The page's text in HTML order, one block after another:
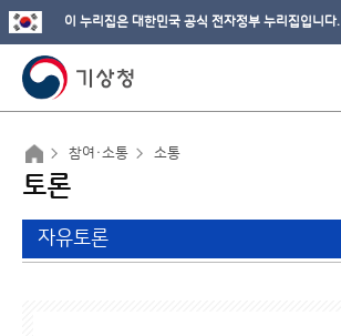
이 누리집은 대한민국 공식 전자정부 누리집입니다.
참여·소통 소통
토론
자유토론